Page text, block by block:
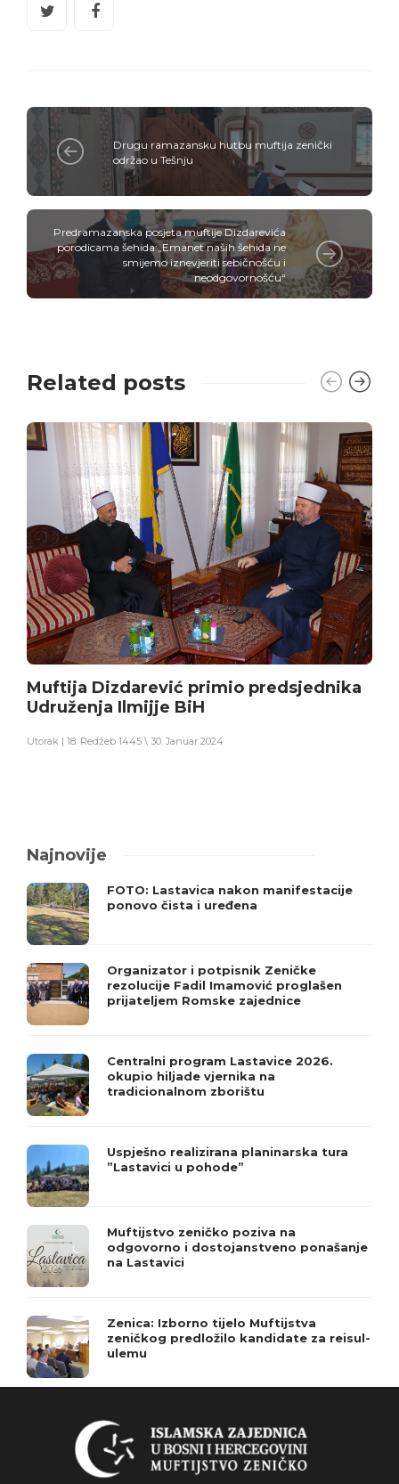
Drugu ramazansku hutbu muftija zenički
održao u Tešnju
Predramazanska posjeta muftije Dizdarevića
porodicama šehida:„Emanet naših šehida ne
smijemo iznevjeriti sebičnošću i
neodgovornošću“
Related posts
Muftija Dizdarević primio predsjednika
Udruženja Ilmijje BiH
Utorak | 18. Redžeb 1445 \ 30. Januar 2024
Najnovije
FOTO: Lastavica nakon manifestacije
ponovo čista i uređena
Organizator i potpisnik Zeničke
rezolucije Fadil Imamović proglašen
prijateljem Romske zajednice
Centralni program Lastavice 2026.
okupio hiljade vjernika na
tradicionalnom zborištu
Uspješno realizirana planinarska tura
”Lastavici u pohode”
Muftijstvo zeničko poziva na
odgovorno i dostojanstveno ponašanje
na Lastavici
Zenica: Izborno tijelo Muftijstva
zeničkog predložilo kandidate za reisul-
ulemu